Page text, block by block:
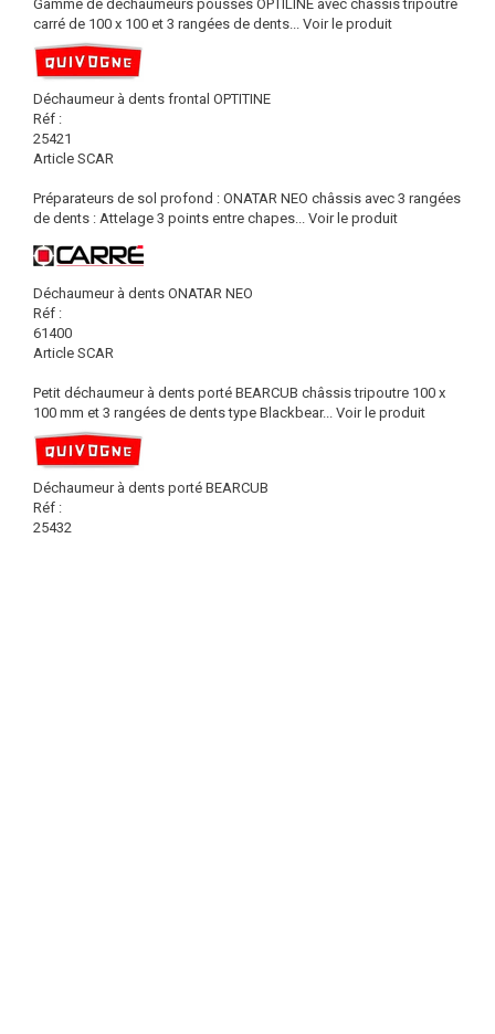
Gamme de déchaumeurs poussés OPTILINE avec châssis tripoutre
carré de 100 x 100 et 3 rangées de dents... Voir le produit
Déchaumeur à dents frontal OPTITINE
Réf :
25421
Article SCAR
Préparateurs de sol profond : ONATAR NEO châssis avec 3 rangées
de dents : Attelage 3 points entre chapes... Voir le produit
Déchaumeur à dents ONATAR NEO
Réf :
61400
Article SCAR
Petit déchaumeur à dents porté BEARCUB châssis tripoutre 100 x
100 mm et 3 rangées de dents type Blackbear... Voir le produit
Déchaumeur à dents porté BEARCUB
Réf :
25432